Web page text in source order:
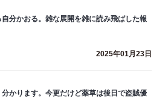
分かおる。雑な展開を雑に読み飛ばした報
2025年01月23日
かります。今更だけど薬草は後日で盗賊優